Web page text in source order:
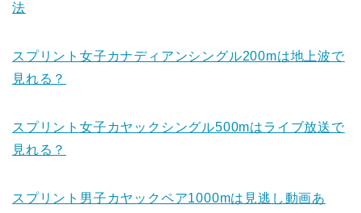
法
スプリント女子カナディアンシングル200mは地上波で
見れる？
スプリント女子カヤックシングル500mはライブ放送で
見れる？
スプリント男子カヤックペア1000mは見逃し動画あ